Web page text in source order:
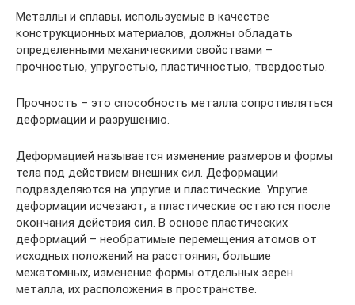
Металлы и сплавы, используемые в качестве
конструкционных материалов, должны обладать
определенными механическими свойствами –
прочностью, упругостью, пластичностью, твердостью.
Прочность – это способность металла сопротивляться
деформации и разрушению.
Деформацией называется изменение размеров и формы
тела под действием внешних сил. Деформации
подразделяются на упругие и пластические. Упругие
деформации исчезают, а пластические остаются после
окончания действия сил. В основе пластических
деформаций – необратимые перемещения атомов от
исходных положений на расстояния, большие
межатомных, изменение формы отдельных зерен
металла, их расположения в пространстве.